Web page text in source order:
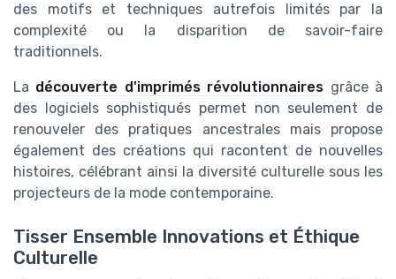
des motifs et techniques autrefois limités par la
complexité ou la disparition de savoir-faire
traditionnels.
La découverte d'imprimés révolutionnaires grâce à
des logiciels sophistiqués permet non seulement de
renouveler des pratiques ancestrales mais propose
également des créations qui racontent de nouvelles
histoires, célébrant ainsi la diversité culturelle sous les
projecteurs de la mode contemporaine.
Tisser Ensemble Innovations et Éthique
Culturelle